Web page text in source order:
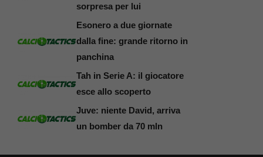
sorpresa per lui
Esonero a due giornate
dalla fine: grande ritorno in
panchina
Tah in Serie A: il giocatore
esce allo scoperto
Juve: niente David, arriva
un bomber da 70 mln